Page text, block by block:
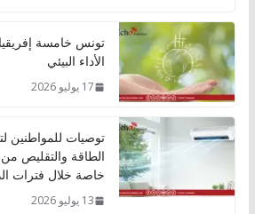
تونس خامسة
الأداء البيئي
17 يوليو 2026
توصيات للمواطنين
الطاقة والتقليص
خاصة خلال فترات
13 يوليو 2026